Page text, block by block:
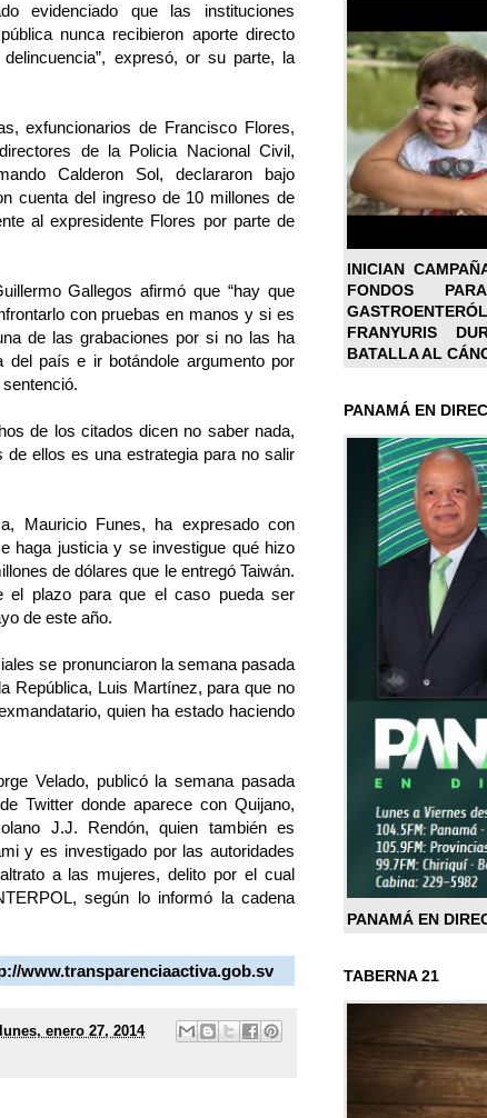
evidenciado que las instituciones
nunca recibieron aporte directo
expresó, or su parte, la
exfuncionarios de Francisco Flores,
de la Policia Nacional Civil,
Calderon Sol, declararon bajo
cuenta del ingreso de 10 millones de
al expresidente Flores por parte de
Gallegos afirmó que “hay que
con pruebas en manos y si es
de las grabaciones por si no las ha
país e ir botándole argumento por
de los citados dicen no saber nada,
ellos es una estrategia para no salir
Mauricio Funes, ha expresado con
haga justicia y se investigue qué hizo
de dólares que le entregó Taiwán.
el plazo para que el caso pueda ser
de este año.
se pronunciaron la semana pasada
República, Luis Martínez, para que no
quien ha estado haciendo
Velado, publicó la semana pasada
Twitter donde aparece con Quijano,
J.J. Rendón, quien también es
y es investigado por las autoridades
a las mujeres, delito por el cual
según lo informó la cadena
www.transparenciaactiva.gob.sv
lunes, enero 27, 2014
INICIAN
FONDOS
FRANYURIS
BATALLA AL
PANAMÁ EN
PANAMÁ EN
TABERNA 21